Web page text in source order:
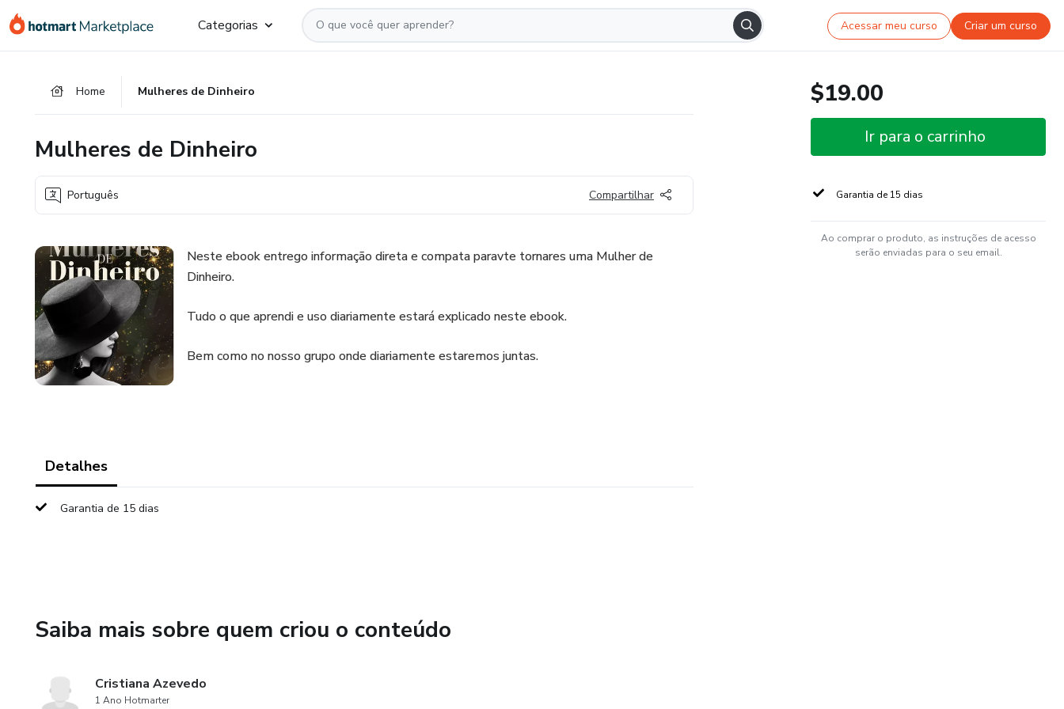
para
para
para
Categorias Acessar meu curso Criar um curso
Home Mulheres de Dinheiro
Mulheres de Dinheiro
Português Compartilhar
Neste ebook entrego informação direta e compata paravte tornares uma Mulher de
Dinheiro.
Tudo o que aprendi e uso diariamente estará explicado neste ebook.
Bem como no nosso grupo onde diariamente estaremos juntas.
Detalhes
Garantia de 15 dias
Saiba mais sobre quem criou o conteúdo
Cristiana Azevedo
1 Ano Hotmarter
$19.00
Ir para o carrinho
Garantia de 15 dias
Ao comprar o produto, as instruções de acesso
serão enviadas para o seu email.